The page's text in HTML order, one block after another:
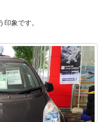
印象です。